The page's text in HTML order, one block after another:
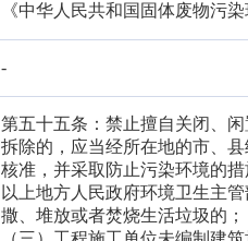
《中华人民共和国固体废物污
-
第五十五条：禁止擅自关闭、
拆除的，应当经所在地的市、
核准，并采取防止污染环境的
以上地方人民政府环境卫生主
撒、堆放或者焚烧生活垃圾的